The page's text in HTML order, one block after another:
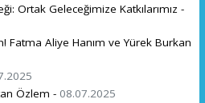
Ortak Geleceğimize Katkılarımız -
Fatma Aliye Hanım ve Yürek Burkan
Özlem - 08.07.2025